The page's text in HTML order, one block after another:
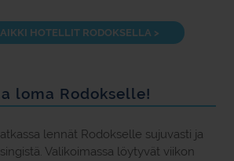
HOTELLIT RODOKSELLA >
loma Rodokselle!
lennät Rodokselle sujuvasti ja
Valikoimassa löytyvät viikon